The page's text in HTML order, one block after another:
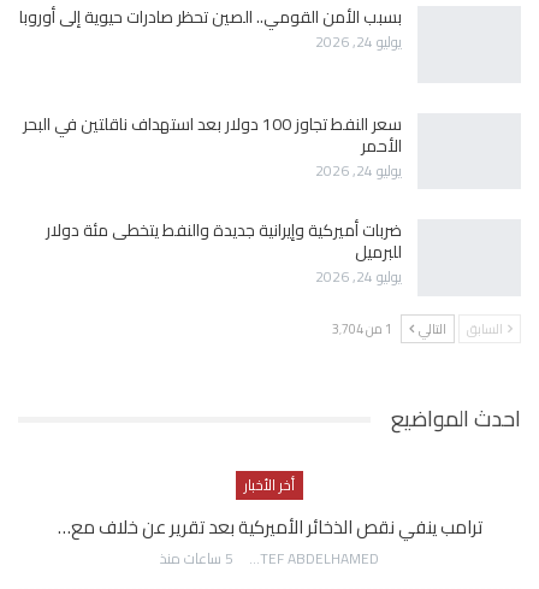
بسبب الأمن القومي.. الصين تحظر صادرات حيوية إلى أوروبا
يوليو 24, 2026
سعر النفط تجاوز 100 دولار بعد استهداف ناقلتين في البحر
الأحمر
يوليو 24, 2026
ضربات أميركية وإيرانية جديدة والنفط يتخطى مئة دولار
للبرميل
يوليو 24, 2026
السابق التالي 1 من 3٬704
احدث المواضيع
أخر الأخبار
ترامب ينفي نقص الذخائر الأميركية بعد تقرير عن خلاف مع…
AWATEF ABDELHAMED 5 ساعات منذ